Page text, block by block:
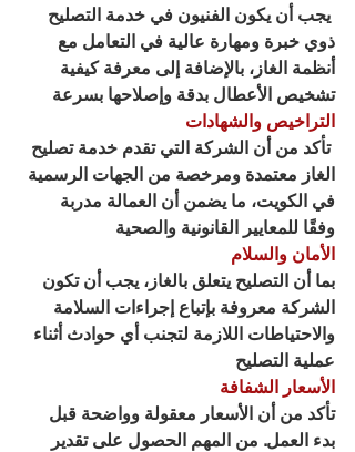
يجب أن يكون الفنيون في خدمة التصليح
ذوي خبرة ومهارة عالية في التعامل مع
أنظمة الغاز، بالإضافة إلى معرفة كيفية
تشخيص الأعطال بدقة وإصلاحها بسرعة
التراخيص والشهادات
تأكد من أن الشركة التي تقدم خدمة تصليح
الغاز معتمدة ومرخصة من الجهات الرسمية
في الكويت، ما يضمن أن العمالة مدربة
وفقًا للمعايير القانونية والصحية
الأمان والسلام
بما أن التصليح يتعلق بالغاز، يجب أن تكون
الشركة معروفة بإتباع إجراءات السلامة
والاحتياطات اللازمة لتجنب أي حوادث أثناء
عملية التصليح
الأسعار الشفافة
تأكد من أن الأسعار معقولة وواضحة قبل
بدء العمل. من المهم الحصول على تقدير